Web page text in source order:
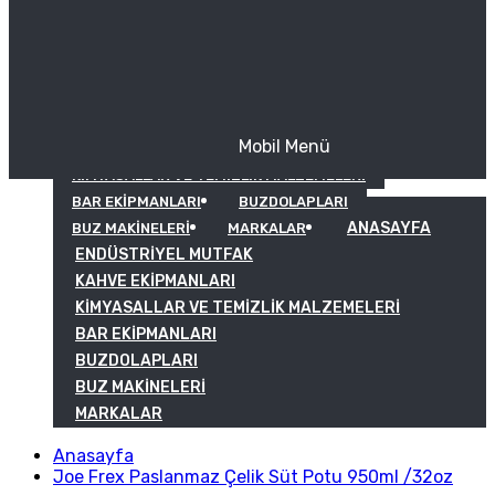
KIMYASALLAR VE TEMIZLIK MALZEMELERI
BAR EKIPMANLARI
BUZDOLAPLARI
BUZ MAKINELERI
MARKALAR
Mobil Menü
ANASAYFA
ENDÜSTRIYEL MUTFAK
KAHVE EKIPMANLARI
KIMYASALLAR VE TEMIZLIK MALZEMELERI
BAR EKIPMANLARI
BUZDOLAPLARI
BUZ MAKINELERI
MARKALAR
Anasayfa
Joe Frex Paslanmaz Çelik Süt Potu 950ml /32oz